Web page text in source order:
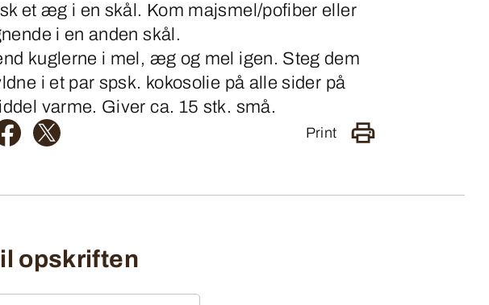
et æg i en skål. Kom majsmel/pofiber eller
i en anden skål.
kuglerne i mel, æg og mel igen. Steg dem
i et par spsk. kokosolie på alle sider på
varme. Giver ca. 15 stk. små.
Print
opskriften